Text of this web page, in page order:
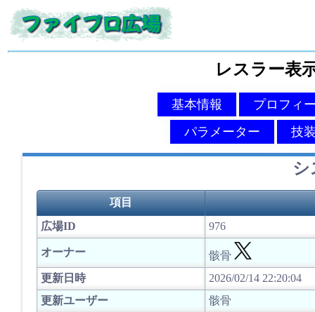
レスラー表
基本情報
プロフィ
パラメーター
技
シ
項目
広場ID
976
オーナー
骸骨
更新日時
2026/02/14 22:20:04
更新ユーザー
骸骨